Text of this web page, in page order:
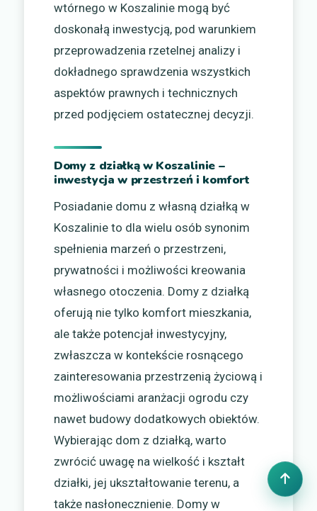
wtórnego w Koszalinie mogą być
doskonałą inwestycją, pod warunkiem
przeprowadzenia rzetelnej analizy i
dokładnego sprawdzenia wszystkich
aspektów prawnych i technicznych
przed podjęciem ostatecznej decyzji.
Domy z działką w Koszalinie –
inwestycja w przestrzeń i komfort
Posiadanie domu z własną działką w
Koszalinie to dla wielu osób synonim
spełnienia marzeń o przestrzeni,
prywatności i możliwości kreowania
własnego otoczenia. Domy z działką
oferują nie tylko komfort mieszkania,
ale także potencjał inwestycyjny,
zwłaszcza w kontekście rosnącego
zainteresowania przestrzenią życiową i
możliwościami aranżacji ogrodu czy
nawet budowy dodatkowych obiektów.
Wybierając dom z działką, warto
zwrócić uwagę na wielkość i kształt
działki, jej ukształtowanie terenu, a
także nasłonecznienie. Domy w